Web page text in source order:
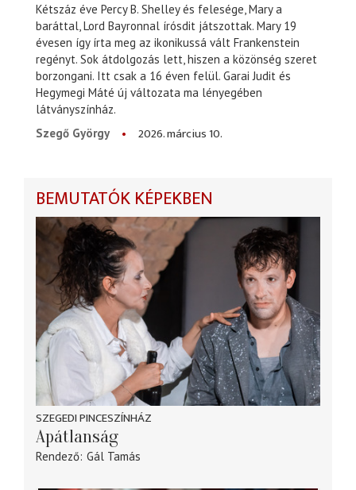
Kétszáz éve Percy B. Shelley és felesége, Mary a
baráttal, Lord Bayronnal írósdit játszottak. Mary 19
évesen így írta meg az ikonikussá vált Frankenstein
regényt. Sok átdolgozás lett, hiszen a közönség szeret
borzongani. Itt csak a 16 éven felül. Garai Judit és
Hegymegi Máté új változata ma lényegében
látványszínház.
Szegő György
2026. március 10.
BEMUTATÓK KÉPEKBEN
SZEGEDI PINCESZÍNHÁZ
Apátlanság
Rendező Gál Tamás